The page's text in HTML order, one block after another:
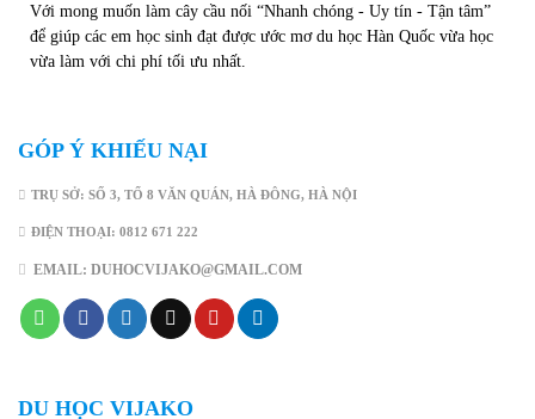
Với mong muốn làm cây cầu nối “Nhanh chóng - Uy tín - Tận tâm”
để giúp các em học sinh đạt được ước mơ du học Hàn Quốc vừa học
vừa làm với chi phí tối ưu nhất.
GÓP Ý KHIẾU NẠI
TRỤ SỞ: SỐ 3, TỔ 8 VĂN QUÁN, HÀ ĐÔNG, HÀ NỘI
ĐIỆN THOẠI: 0812 671 222
EMAIL: DUHOCVIJAKO@GMAIL.COM
DU HỌC VIJAKO